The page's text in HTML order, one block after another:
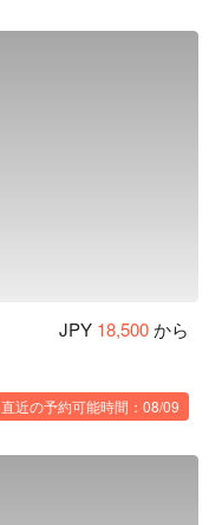
JPY 18,500から
直近の予約可能時間：08/09